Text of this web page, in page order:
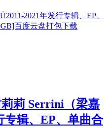
2021年发行专辑、EP、
百度云盘打包下载
莉 Serrini（梁嘉
专辑、EP、单曲合